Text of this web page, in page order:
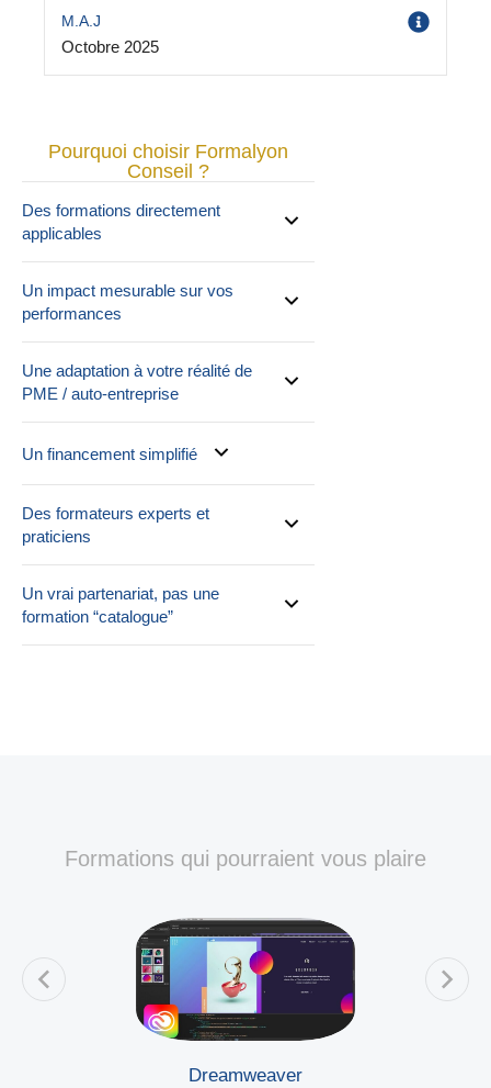
M.A.J
Octobre 2025
Pourquoi choisir Formalyon
Conseil ?
Des formations directement
applicables
Un impact mesurable sur vos
performances
Une adaptation à votre réalité de
PME / auto-entreprise
Un financement simplifié
Des formateurs experts et
praticiens
Un vrai partenariat, pas une
formation “catalogue”
Formations qui pourraient vous plaire
Dreamweaver